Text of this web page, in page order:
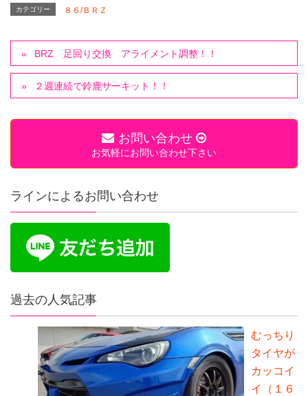
カテゴリー ８６/ＢＲＺ
BRZ 足回り交換 アライメント調整！！
２週連続で鈴鹿サーキット！！
お問い合わせ
お気軽にお問い合わせ下さい
ラインによるお問い合わせ
過去の人気記事
むっちり
タイヤが
カッコイ
イ（１６